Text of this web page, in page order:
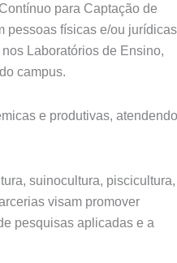
para Captação de
pessoas físicas e/ou jurídicas
Laboratórios de Ensino,
campus.
e produtivas, atendendo
suinocultura, piscicultura,
visam promover
pesquisas aplicadas e a